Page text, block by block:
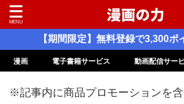
【期間限定】無料登録で3,300ポ
漫画 電子書籍サービス 動画配信サー
※記事内に商品プロモーションを